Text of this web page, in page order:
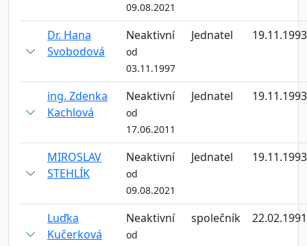
09.08.2021
Dr. Hana
Svobodová
Neaktivní
od
03.11.1997
Jednatel 19.11.1993
ing. Zdenka
Kachlová
Neaktivní
od
17.06.2011
Jednatel 19.11.1993
MIROSLAV
STEHLÍK
Neaktivní
od
09.08.2021
Jednatel 19.11.1993
Luďka
Kučerková
Neaktivní
od
společník 22.02.1991